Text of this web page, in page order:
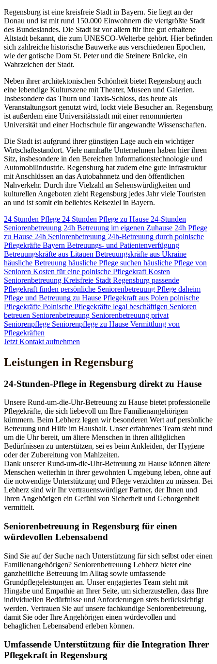
Regensburg ist eine kreisfreie Stadt in Bayern. Sie liegt an der
Donau und ist mit rund 150.000 Einwohnern die viertgrößte Stadt
des Bundeslandes. Die Stadt ist vor allem für ihre gut erhaltene
Altstadt bekannt, die zum UNESCO-Welterbe gehört. Hier befinden
sich zahlreiche historische Bauwerke aus verschiedenen Epochen,
wie der gotische Dom St. Peter und die Steinere Brücke, ein
Wahrzeichen der Stadt.
Neben ihrer architektonischen Schönheit bietet Regensburg auch
eine lebendige Kulturszene mit Theater, Museen und Galerien.
Insbesondere das Thurn und Taxis-Schloss, das heute als
Veranstaltungsort genutzt wird, lockt viele Besucher an. Regensburg
ist außerdem eine Universitätsstadt mit einer renommierten
Universität und einer Hochschule für angewandte Wissenschaften.
Die Stadt ist aufgrund ihrer günstigen Lage auch ein wichtiger
Wirtschaftsstandort. Viele namhafte Unternehmen haben hier ihren
Sitz, insbesondere in den Bereichen Informationstechnologie und
Automobilindustrie. Regensburg hat zudem eine gute Infrastruktur
mit Anschlüssen an das Autobahnnetz und den öffentlichen
Nahverkehr. Durch ihre Vielzahl an Sehenswürdigkeiten und
kulturellen Angeboten zieht Regensburg jedes Jahr viele Touristen
an und ist somit ein beliebtes Reiseziel in Bayern.
24 Stunden Pflege 24 Stunden Pflege zu Hause 24-Stunden
Seniorenbetreuung 24h Betreuung im eigenen Zuhause 24h Pflege
zu Hause 24h Seniorenbetreuung 24h-Betreuung durch polnische
Pflegekräfte Bayern Betreuungs- und Patientenverfügung
Betreuungskräfte aus Litauen Betreuungskräfte aus Ukraine
häusliche Betreuung häusliche Pflege suchen häusliche Pflege von
Senioren Kosten für eine polnische Pflegekraft Kosten
Seniorenbetreuung Kreisfreie Stadt Regensburg passende
Pflegekraft finden persönliche Seniorenbetreuung Pflege daheim
Pflege und Betreuung zu Hause Pflegekraft aus Polen polnische
Pflegekräfte Polnische Pflegekräfte legal beschäftigen Senioren
betreuen Seniorenbetreuung Seniorenbetreuung privat
Seniorenpflege Seniorenpflege zu Hause Vermittlung von
Pflegekräften
Jetzt Kontakt aufnehmen
Leistungen in Regensburg
24-Stunden-Pflege in Regensburg direkt zu Hause
Unsere Rund-um-die-Uhr-Betreuung zu Hause bietet professionelle
Pflegekräfte, die sich liebevoll um Ihre Familienangehörigen
kümmern. Beim Lebherz legen wir besonderen Wert auf persönliche
Betreuung und Hilfe im Haushalt. Unser erfahrenes Team steht rund
um die Uhr bereit, um ältere Menschen in ihren alltäglichen
Bedürfnissen zu unterstützen, sei es beim Ankleiden, der Hygiene
oder der Zubereitung von Mahlzeiten.
Dank unserer Rund-um-die-Uhr-Betreuung zu Hause können ältere
Menschen weiterhin in ihrer gewohnten Umgebung leben, ohne auf
die notwendige Unterstützung und Pflege verzichten zu müssen. Bei
Lebherz sind wir Ihr vertrauenswürdiger Partner, der Ihnen und
Ihren Angehörigen ein Gefühl von Sicherheit und Geborgenheit
vermittelt.
Senioren­betreuung in Regensburg für einen
würdevollen Lebensabend
Sind Sie auf der Suche nach Unterstützung für sich selbst oder einen
Familienangehörigen? Seniorenbetreuung Lebherz bietet eine
ganzheitliche Betreuung im Alltag sowie umfassende
Grundpflegeleistungen an. Unser engagiertes Team steht mit
Hingabe und Empathie an Ihrer Seite, um sicherzustellen, dass Ihre
individuellen Bedürfnisse und Anforderungen stets berücksichtigt
werden. Vertrauen Sie auf unsere fachkundige Seniorenbetreuung,
damit Sie oder Ihre Angehörigen einen würdevollen und
behaglichen Lebensabend erleben können.
Umfassende Unterstützung für die Integration Ihrer
Pflegekraft in Regensburg